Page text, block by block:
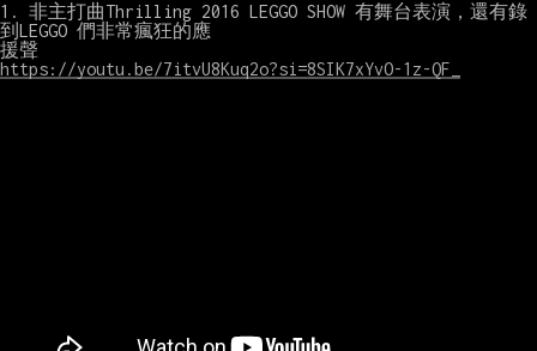
1. 非主打曲Thrilling 2016 LEGGO SHOW 有舞台表演，還有錄
到LEGGO 們非常瘋狂的應
https://youtu.be/7itvU8Kuq2o?si=8SIK7xYvO-1z-QF_